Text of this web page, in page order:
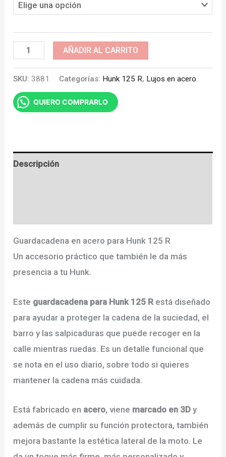
Guardacadena
Hunk
125
R
AÑADIR AL CARRITO
SKU:3881 Categorías: Hunk 125 R, Lujos en acero
QUIERO COMPRARLO
Descripción
Guardacadena en acero para Hunk 125 R
Un accesorio práctico que también le da más
presencia a tu Hunk.
Este guardacadena para Hunk 125 R está diseñado
para ayudar a proteger la cadena de la suciedad, el
barro y las salpicaduras que puede recoger en la
calle mientras ruedas. Es un detalle funcional que
se nota en el uso diario, sobre todo si quieres
mantener la cadena más cuidada.
Está fabricado en acero, viene marcado en 3D y
además de cumplir su función protectora, también
mejora bastante la estética lateral de la moto. Le